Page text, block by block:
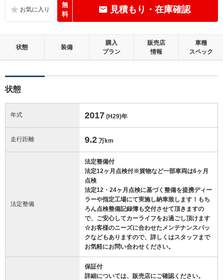
無
料
見積もり・在庫確認
状態 装備
購入
プラン
販売店
情報
車種
スペック
状態
年式 2017 (H29)年
走行距離 9.2 万km
法定整備
法定整備付
法定12ヶ月点検付※貨物など一部車両は6ヶ月
点検
法定12・24ヶ月点検に基づく整備を提携ディー
ラーや指定工場にて実施し納車致します！もち
ろん点検整備記録簿も交付させて頂きますの
で、ご安心してカーライフをお過ごし頂けます
☆お客様のニーズに合わせたメンテナンスパッ
クなどもありますので、詳しくはスタッフまで
お気軽にお問い合わせください。
保証付
詳細については、販売店にご確認ください。